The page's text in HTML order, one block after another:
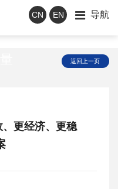
CN EN 导航
返回上一页
更经济、更稳